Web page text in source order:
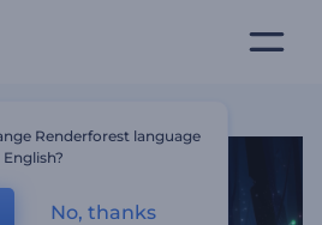
Renderforest language
No, thanks